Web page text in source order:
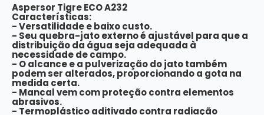
Aspersor Tigre ECO A232
Características:
- Versatilidade e baixo custo.
- Seu quebra-jato externo é ajustável para que a
distribuição da água seja adequada à
necessidade de campo.
- O alcance e a pulverização do jato também
podem ser alterados, proporcionando a gota na
medida certa.
- Mancal vem com proteção contra elementos
abrasivos.
- Termoplástico aditivado contra radiação